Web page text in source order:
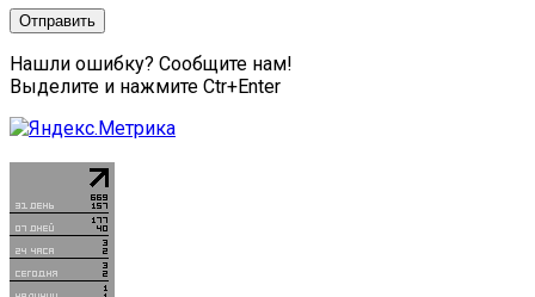
Нашли ошибку? Сообщите нам!
Выделите и нажмите Ctr+Enter